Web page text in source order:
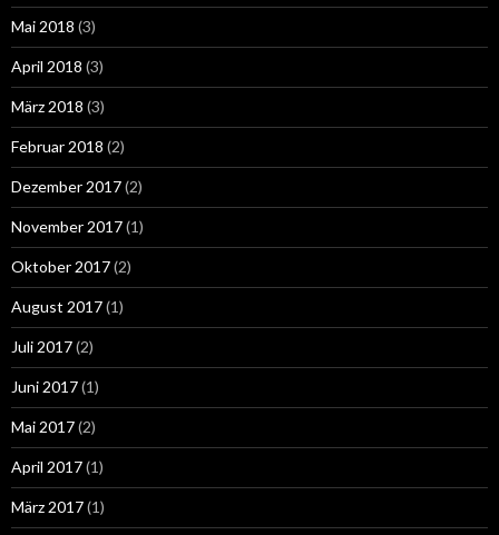
Mai 2018 (3)
April 2018 (3)
März 2018 (3)
Februar 2018 (2)
Dezember 2017(2)
November 2017(1)
Oktober 2017(2)
August 2017(1)
Juli 2017(2)
Juni 2017(1)
Mai 2017(2)
April 2017(1)
März 2017(1)